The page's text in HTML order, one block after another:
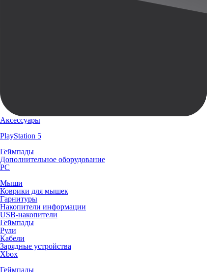
Аксессуары
PlayStation 5
Геймпады
Дополнительное оборудование
PC
Мыши
Коврики для мышек
Гарнитуры
Накопители информации
USB-накопители
Геймпады
Рули
Кабели
Зарядные устройства
Xbox
Геймпады